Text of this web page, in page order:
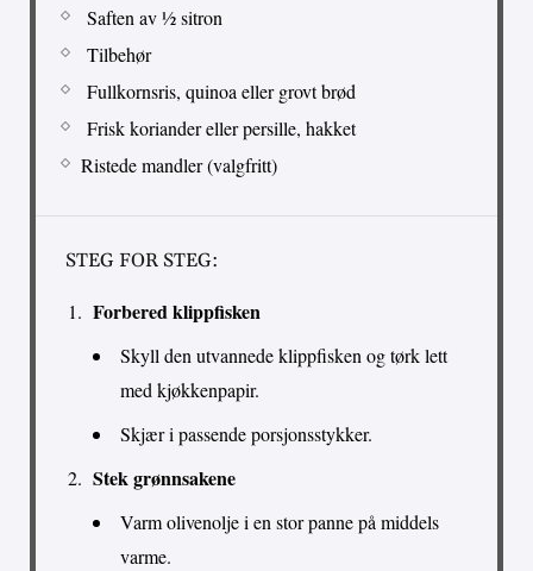
Saften av ½ sitron
Tilbehør
Fullkornsris, quinoa eller grovt brød
Frisk koriander eller persille, hakket
Ristede mandler (valgfritt)
STEG FOR STEG:
Forbered klippfisken
Skyll den utvannede klippfisken og tørk lett
med kjøkkenpapir.
Skjær i passende porsjonsstykker.
Stek grønnsakene
Varm olivenolje i en stor panne på middels
varme.